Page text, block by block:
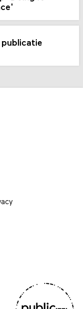
publicatie